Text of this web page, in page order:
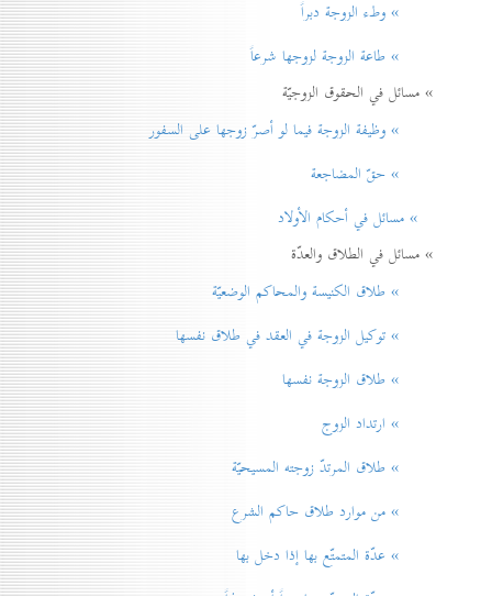
» وطء الزوجة دبراً
» طاعة الزوجة لزوجها شرعاً
» مسائل في الحقوق الزوجيّة
» وظيفة الزوجة فيما لو أصرّ زوجها على السفور
» حقّ المضاجعة
» مسائل في أحكام الأولاد
» مسائل في الطلاق والعدّة
» طلاق الكنيسة والمحاكم الوضعيّة
» توكيل الزوجة في العقد في طلاق نفسها
» طلاق الزوجة نفسها
» ارتداد الزوج
» طلاق المرتدّ زوجته المسيحيّة
» من موارد طلاق حاكم الشرع
» عدّة المتمتّع بها إذا دخل بها